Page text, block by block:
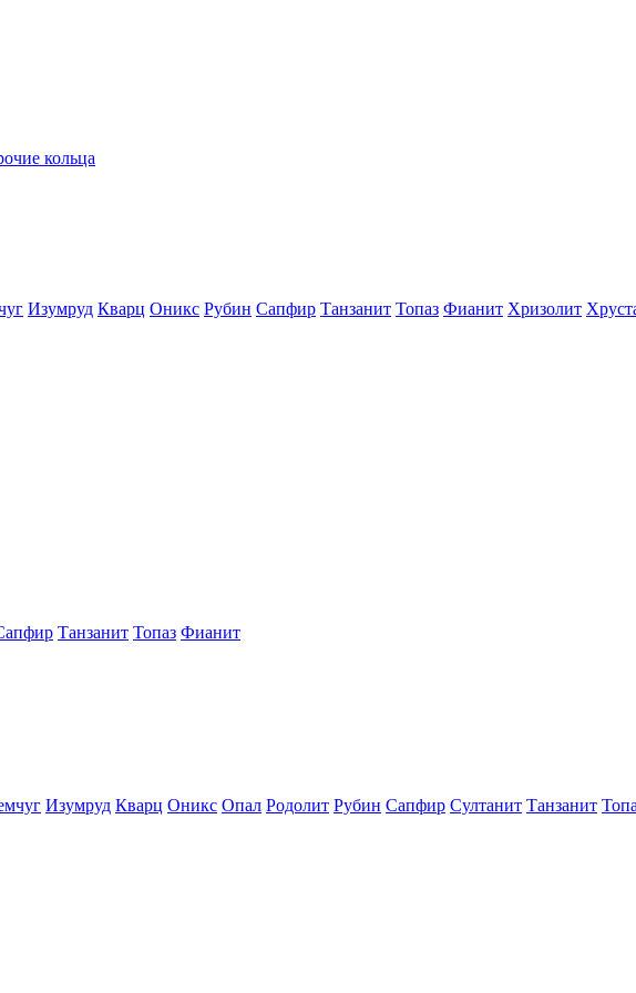
кольца
Изумруд Кварц Оникс Рубин Сапфир Танзанит Топаз Фианит Хризолит
Танзанит Топаз Фианит
Изумруд Кварц Оникс Опал Родолит Рубин Сапфир Султанит Танзанит